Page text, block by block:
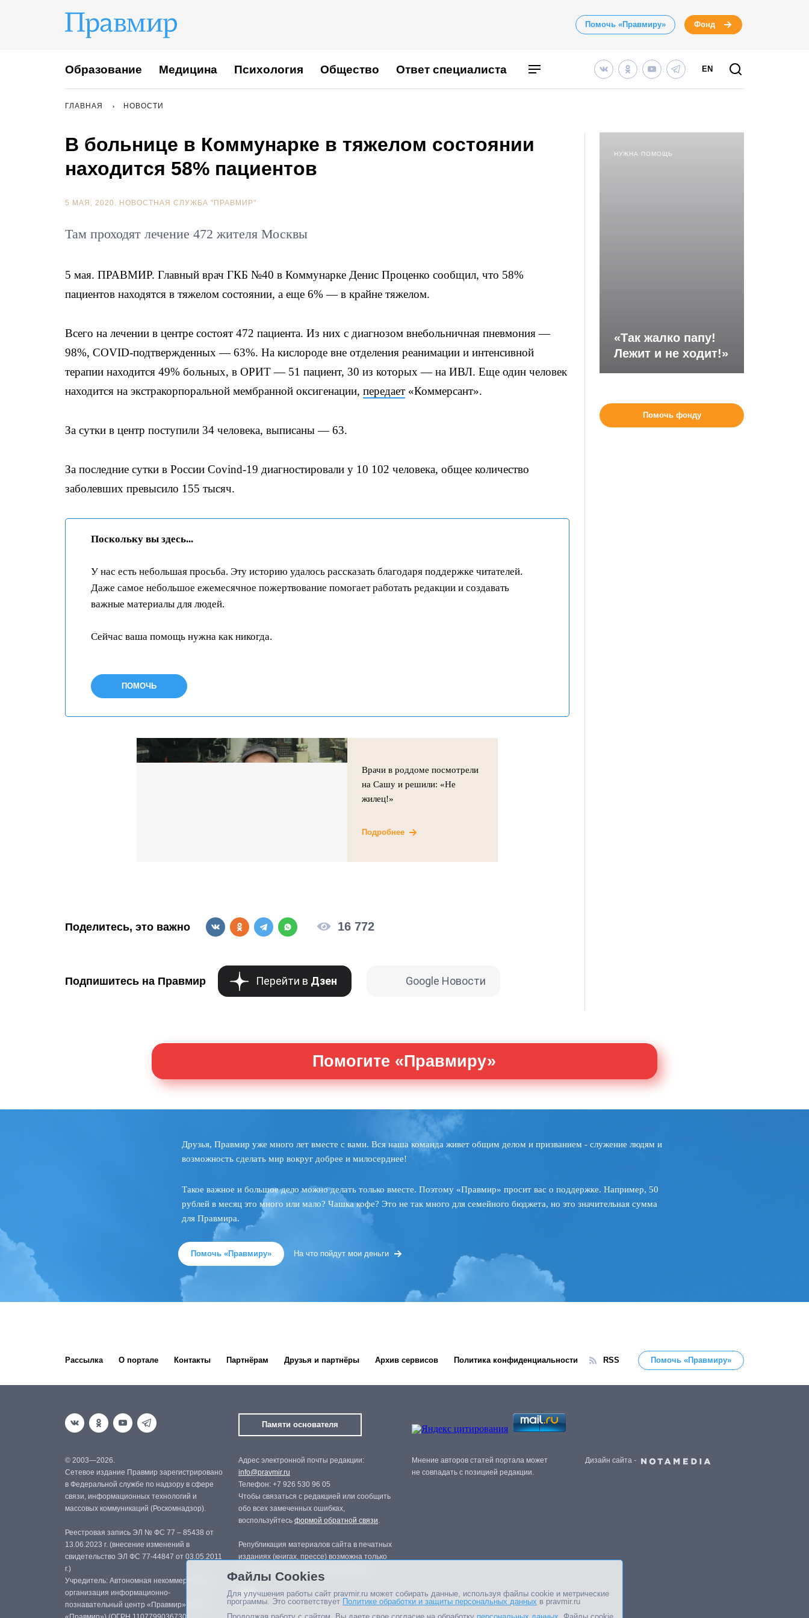
Помочь «Правмиру» Фонд
Образование Медицина Психология Общество Ответ специалиста EN
ГЛАВНАЯ НОВОСТИ
В больнице в Коммунарке в тяжелом состоянии
находится 58% пациентов
5 МАЯ, 2020. НОВОСТНАЯ СЛУЖБА "ПРАВМИР"
Там проходят лечение 472 жителя Москвы
5 мая. ПРАВМИР. Главный врач ГКБ №40 в Коммунарке Денис Проценко сообщил, что 58%
пациентов находятся в тяжелом состоянии, а еще 6% — в крайне тяжелом.
Всего на лечении в центре состоят 472 пациента. Из них с диагнозом внебольничная пневмония —
98%, COVID-подтвержденных — 63%. На кислороде вне отделения реанимации и интенсивной
терапии находится 49% больных, в ОРИТ — 51 пациент, 30 из которых — на ИВЛ. Еще один человек
находится на экстракорпоральной мембранной оксигенации, передает «Коммерсант».
За сутки в центр поступили 34 человека, выписаны — 63.
За последние сутки в России Covind-19 диагностировали у 10 102 человека, общее количество
заболевших превысило 155 тысяч.
Поскольку вы здесь...
У нас есть небольшая просьба. Эту историю удалось рассказать благодаря поддержке читателей.
Даже самое небольшое ежемесячное пожертвование помогает работать редакции и создавать
важные материалы для людей.
Сейчас ваша помощь нужна как никогда.
ПОМОЧЬ
Врачи в роддоме посмотрели
на Сашу и решили: «Не
жилец!»
Подробнее
Поделитесь, это важно 16 772
Подпишитесь на Правмир Перейти в Дзен Google Новости
НУЖНА ПОМОЩЬ
«Так жалко папу!
Лежит и не ходит!»
Помочь фонду
Помогите «Правмиру»
Друзья, Правмир уже много лет вместе с вами. Вся наша команда живет общим делом и призванием - служение людям и
возможность сделать мир вокруг добрее и милосерднее!
Такое важное и большое дело можно делать только вместе. Поэтому «Правмир» просит вас о поддержке. Например, 50
рублей в месяц это много или мало? Чашка кофе? Это не так много для семейного бюджета, но это значительная сумма
для Правмира.
Помочь «Правмиру» На что пойдут мои деньги
Рассылка О портале Контакты Партнёрам Друзья и партнёры Архив сервисов Политика конфиденциальности RSS Помочь «Правмиру»
Памяти основателя
© 2003—2026.
Сетевое издание Правмир зарегистрировано
в Федеральной службе по надзору в сфере
связи, информационных технологий и
массовых коммуникаций (Роскомнадзор).
Реестровая запись ЭЛ № ФС 77 – 85438 от
13.06.2023 г. (внесение изменений в
свидетельство ЭЛ ФС 77-44847 от 03.05.2011
г.)
Учредитель: Автономная некоммерческая
организация информационно-
познавательный центр «Правмир» (АНО
Адрес электронной почты редакции:
info@pravmir.ru
Телефон: +7 926 530 96 05
Чтобы связаться с редакцией или сообщить
обо всех замеченных ошибках,
воспользуйтесь формой обратной связи.
Републикация материалов сайта в печатных
изданиях (книгах, прессе) возможна только
Мнение авторов статей портала может
не совпадать с позицией редакции.
Дизайн сайта -
Файлы Cookies
Для улучшения работы сайт pravmir.ru может собирать данные, используя файлы cookie и метрические
программы. Это соответствует Политике обработки и защиты персональных данных в pravmir.ru